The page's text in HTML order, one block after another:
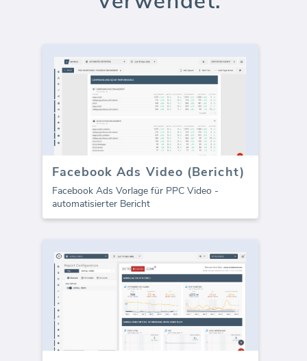
Facebook Ads Video (Bericht)
Facebook Ads Vorlage für PPC Video -
automatisierter Bericht